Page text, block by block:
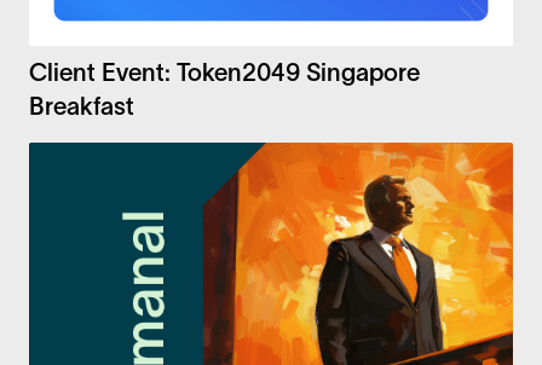
Client Event: Token2049 Singapore
Breakfast